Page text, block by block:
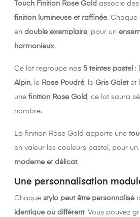
Touch Finition Rose Gold associe des
finition lumineuse et raffinée. Chaque
en double exemplaire, pour un
harmonieux.
Ce lot regroupe nos 5 teintes pastel :
Alpin, le Rose Poudré, le Gris Galet et
une finition Rose Gold , ce lot saura
nombre.
La finition Rose Gold apporte une
en valeur les couleurs pastel, pour un
moderne et délicat.
Une personnalisation
Chaque stylo peut être personnalisé
identique ou différent. Vous pouvez